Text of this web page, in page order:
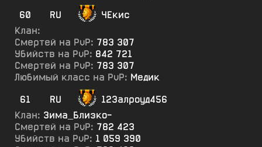
60
RU
ЧЕкис
Клан:
Смертей на PvP: 783 307
Убийств на PvP: 842 721
Смертей на PvP: 783 307
Любимый класс на PvP: Медик
61
RU
123алроуд456
Клан: Зима_Близко-
Смертей на PvP: 782 423
Убийств на PvP: 1 059 390